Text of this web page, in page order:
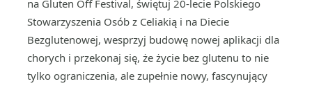
na Gluten Off Festival, świętuj 20-lecie Polskiego
Stowarzyszenia Osób z Celiakią i na Diecie
Bezglutenowej, wesprzyj budowę nowej aplikacji dla
chorych i przekonaj się, że życie bez glutenu to nie
tylko ograniczenia, ale zupełnie nowy, fascynujący